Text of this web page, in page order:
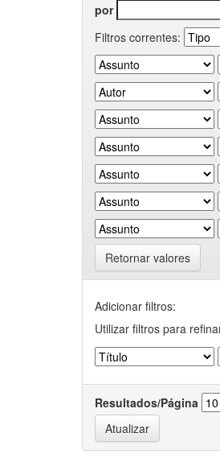
por
Filtros correntes:
Retornar valores
Adicionar filtros:
Utilizar filtros para
Resultados/Página